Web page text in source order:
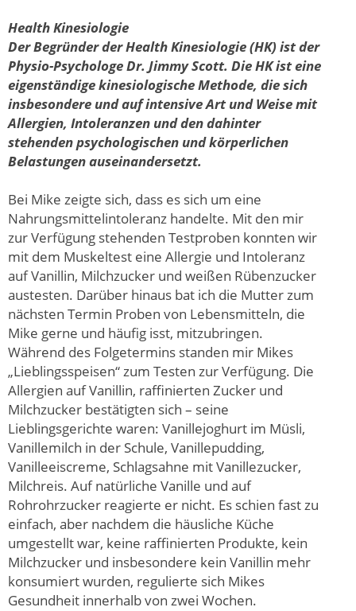
Health Kinesiologie
Der Begründer der Health Kinesiologie (HK) ist der
Physio-Psychologe Dr. Jimmy Scott. Die HK ist eine
eigenständige kinesiologische Methode, die sich
insbesondere und auf intensive Art und Weise mit
Allergien, Intoleranzen und den dahinter
stehenden psychologischen und körperlichen
Belastungen auseinandersetzt.
Bei Mike zeigte sich, dass es sich um eine
Nahrungsmittelintoleranz handelte. Mit den mir
zur Verfügung stehenden Testproben konnten wir
mit dem Muskeltest eine Allergie und Intoleranz
auf Vanillin, Milchzucker und weißen Rübenzucker
austesten. Darüber hinaus bat ich die Mutter zum
nächsten Termin Proben von Lebensmitteln, die
Mike gerne und häufig isst, mitzubringen.
Während des Folgetermins standen mir Mikes
„Lieblingsspeisen“ zum Testen zur Verfügung. Die
Allergien auf Vanillin, raffinierten Zucker und
Milchzucker bestätigten sich – seine
Lieblingsgerichte waren: Vanillejoghurt im Müsli,
Vanillemilch in der Schule, Vanillepudding,
Vanilleeiscreme, Schlagsahne mit Vanillezucker,
Milchreis. Auf natürliche Vanille und auf
Rohrohrzucker reagierte er nicht. Es schien fast zu
einfach, aber nachdem die häusliche Küche
umgestellt war, keine raffinierten Produkte, kein
Milchzucker und insbesondere kein Vanillin mehr
konsumiert wurden, regulierte sich Mikes
Gesundheit innerhalb von zwei Wochen.